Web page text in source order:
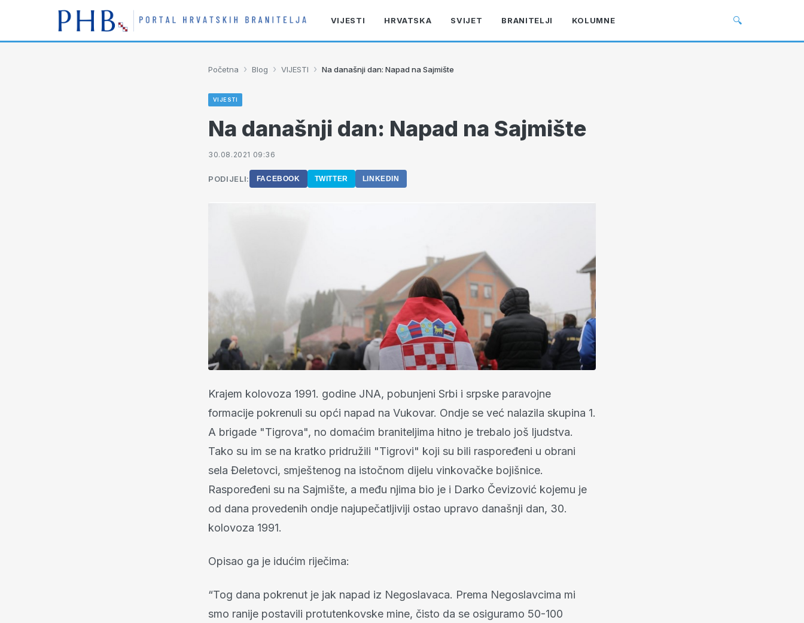
VIJESTI HRVATSKA SVIJET BRANITELJI KOLUMNE 🔍
Početna › Blog › VIJESTI › Na današnji dan: Napad na Sajmište
VIJESTI
Na današnji dan: Napad na Sajmište
30.08.2021 09:36
PODIJELI: FACEBOOK TWITTER LINKEDIN
Krajem kolovoza 1991. godine JNA, pobunjeni Srbi i srpske paravojne
formacije pokrenuli su opći napad na Vukovar. Ondje se već nalazila skupina 1.
A brigade "Tigrova", no domaćim braniteljima hitno je trebalo još ljudstva.
Tako su im se na kratko pridružili "Tigrovi" koji su bili raspoređeni u obrani
sela Đeletovci, smještenog na istočnom dijelu vinkovačke bojišnice.
Raspoređeni su na Sajmište, a među njima bio je i Darko Čevizović kojemu je
od dana provedenih ondje najupečatljiviji ostao upravo današnji dan, 30.
kolovoza 1991.
Opisao ga je idućim riječima:
“Tog dana pokrenut je jak napad iz Negoslavaca. Prema Negoslavcima mi
smo ranije postavili protutenkovske mine, čisto da se osiguramo 50-100